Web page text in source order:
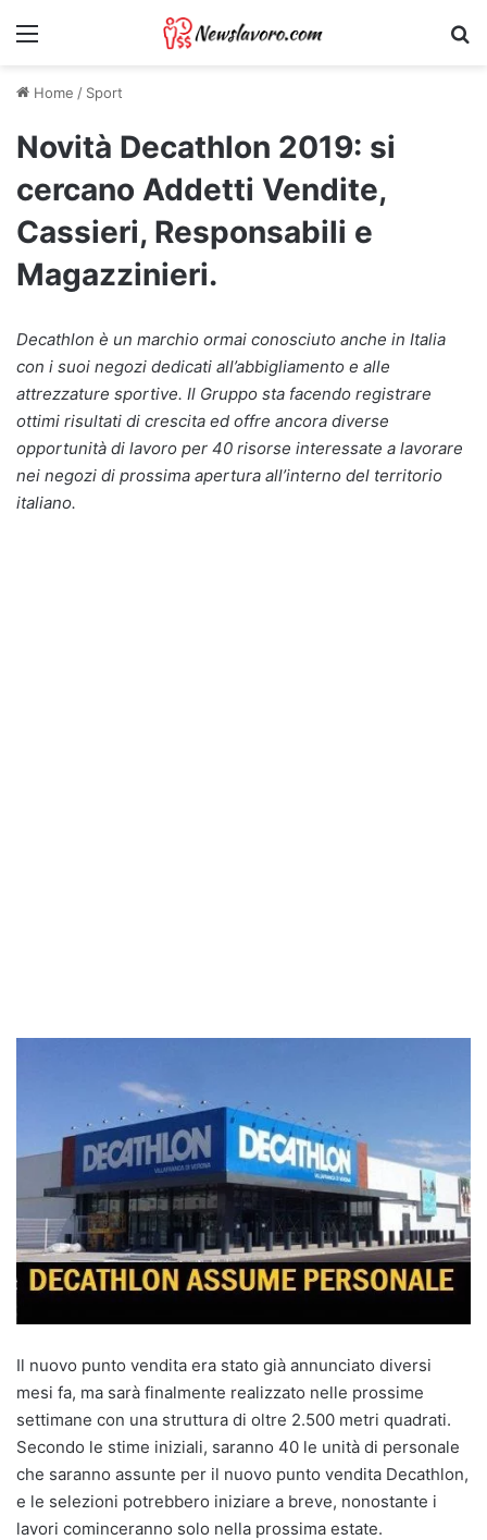
Menu
Home / Sport
Novità Decathlon 2019: si
cercano Addetti Vendite,
Cassieri, Responsabili e
Magazzinieri.
Decathlon è un marchio ormai conosciuto anche in Italia
con i suoi negozi dedicati all’abbigliamento e alle
attrezzature sportive. Il Gruppo sta facendo registrare
ottimi risultati di crescita ed offre ancora diverse
opportunità di lavoro per 40 risorse interessate a lavorare
nei negozi di prossima apertura all’interno del territorio
italiano.
Il nuovo punto vendita era stato già annunciato diversi
mesi fa, ma sarà finalmente realizzato nelle prossime
settimane con una struttura di oltre 2.500 metri quadrati.
Secondo le stime iniziali, saranno 40 le unità di personale
che saranno assunte per il nuovo punto vendita Decathlon,
e le selezioni potrebbero iniziare a breve, nonostante i
lavori cominceranno solo nella prossima estate.